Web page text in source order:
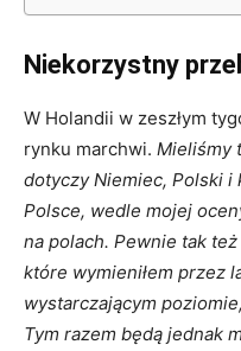
Niekorzystny
W Holandii w zeszłym
rynku marchwi. Mieliśmy
dotyczy Niemiec, Polski i
Polsce, wedle mojej
na polach. Pewnie tak
które wymieniłem przez
wystarczającym
Tym razem będą jednak